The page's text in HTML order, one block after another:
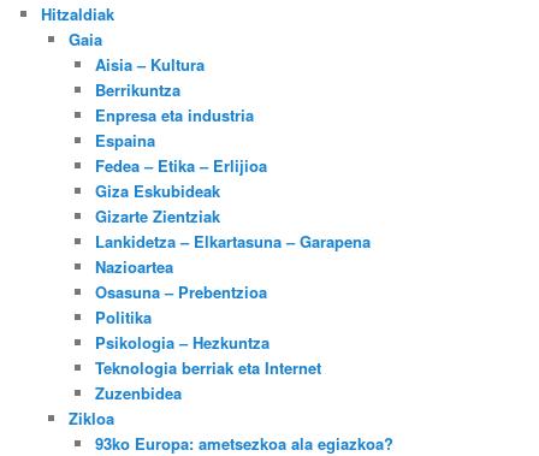
Hitzaldiak
Gaia
Aisia – Kultura
Berrikuntza
Enpresa eta industria
Espaina
Fedea – Etika – Erlijioa
Giza Eskubideak
Gizarte Zientziak
Lankidetza – Elkartasuna – Garapena
Nazioartea
Osasuna – Prebentzioa
Politika
Psikologia – Hezkuntza
Teknologia berriak eta Internet
Zuzenbidea
Zikloa
93ko Europa: ametsezkoa ala egiazkoa?